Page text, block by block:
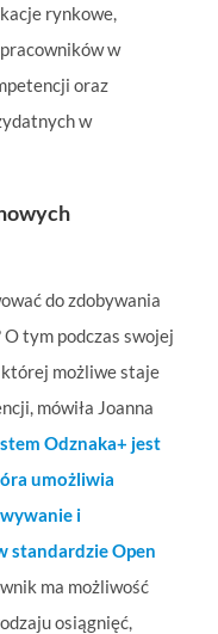
rynkowe,
w
oraz
w
do zdobywania
tym podczas swojej
możliwe staje
mówiła Joanna
Odznaka+ jest
umożliwia
i
standardzie Open
ma możliwość
osiągnięć,